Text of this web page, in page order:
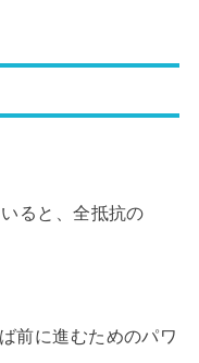
ると、全抵抗の
前に進むためのパワ